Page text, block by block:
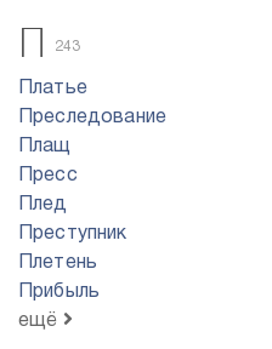
П 243
Платье
Преследование
Плащ
Пресс
Плед
Преступник
Плетень
Прибыль
ещё